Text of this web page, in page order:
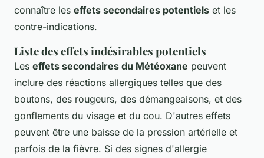
connaître les effets secondaires potentiels et les
contre-indications.
Liste des effets indésirables potentiels
Les effets secondaires du Météoxane peuvent
inclure des réactions allergiques telles que des
boutons, des rougeurs, des démangeaisons, et des
gonflements du visage et du cou. D'autres effets
peuvent être une baisse de la pression artérielle et
parfois de la fièvre. Si des signes d'allergie